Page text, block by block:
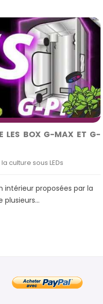
LES BOX G-MAX ET G-
culture sous LEDs
intérieur proposées par la
plusieurs...